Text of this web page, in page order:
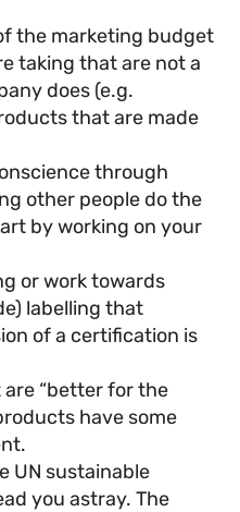
the marketing budget
taking that are not a
does (e.g.
that are made
through
other people do the
by working on your
or work towards
labelling that
of a certification is
“better for the
have some
UN sustainable
you astray. The